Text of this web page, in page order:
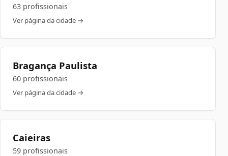
63 profissionais
Ver página da cidade →
Bragança Paulista
60 profissionais
Ver página da cidade →
Caieiras
59 profissionais